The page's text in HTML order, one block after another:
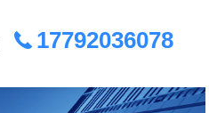
17792036078